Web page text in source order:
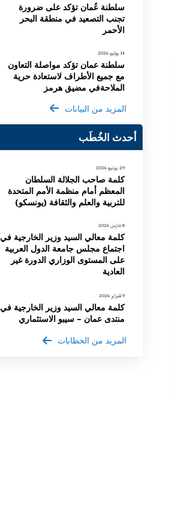
سلطنة عُمان تؤكد على ضرورة
تجنب التصعيد في منطقة البحر
الأحمر
14 يوليو 2026
سلطنة عمان تؤكد مواصلة التعاون
مع جميع الأطراف لاستعادة حرية
الملاحةفي مضيق هرمز
المزيد من البيانات
أحدث الخُطَب
29 يونيو 2026
كلمة صاحب الجلالة السلطان
المعظم أمام منظمة الأمم المتحدة
للتربية والعلم والثقافة (يونسكو)
8 مارس 2026
كلمة معالي السيد وزير الخارجية في
اجتماع مجلس جامعة الدول العربية
على المستوى الوزاري الدورة غير
العادية
9 فبراير 2026
كلمة معالي السيد وزير الخارجية في
منتدى عمان – سيبو الاستثماري
المزيد من الخطابات